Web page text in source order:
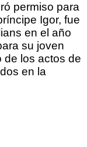
permiso para
Igor, fue
en el año
su joven
de los actos de
en la